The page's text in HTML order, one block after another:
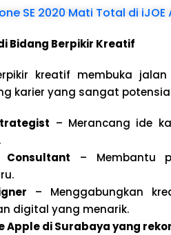
SE 2020 Mati Total di
Bidang Berpikir Kreatif
kreatif membuka
karier yang sangat
– Merancang ide
Consultant – Membantu
– Menggabungkan
digital yang menarik.
Apple di Surabaya yang